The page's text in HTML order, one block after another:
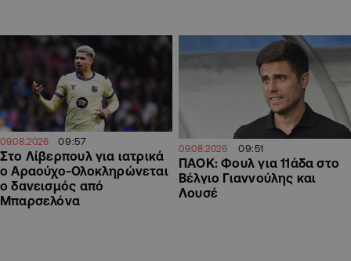
09.08.2026 09:57
Στο Λίβερπουλ για ιατρικά
ο Αραούχο-Ολοκληρώνεται
ο δανεισμός από
Μπαρσελόνα
09.08.2026 09:51
ΠΑΟΚ: Φουλ για 11άδα στο
Βέλγιο Γιαννούλης και
Λουσέ